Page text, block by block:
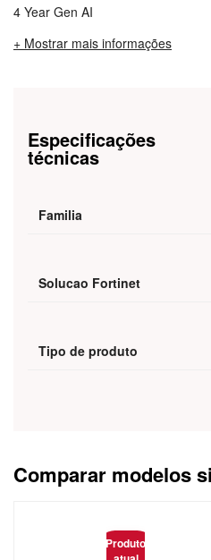
4 Year Gen AI
+ Mostrar mais informações
Especificações
técnicas
Familia
Solucao Fortinet
Tipo de produto
Comparar modelos
Produto